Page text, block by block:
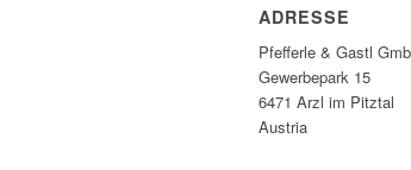
ADRESSE
Pfefferle & Gastl
Gewerbepark 15
6471 Arzl im Pitztal
Austria